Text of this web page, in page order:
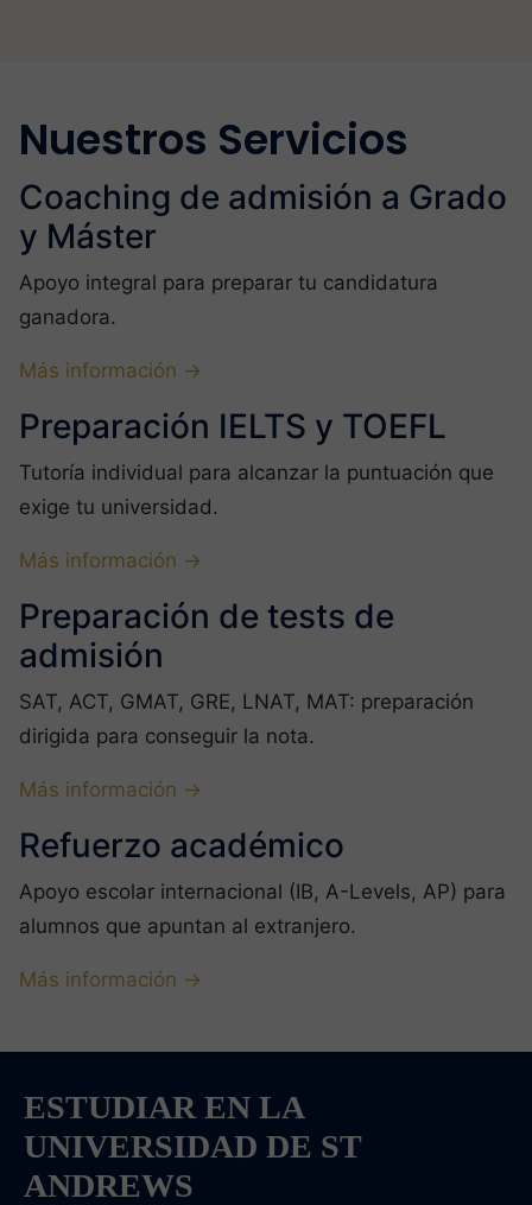
Nuestros Servicios
Coaching de admisión a Grado
y Máster
Apoyo integral para preparar tu candidatura
ganadora.
Más información →
Preparación IELTS y TOEFL
Tutoría individual para alcanzar la puntuación que
exige tu universidad.
Más información →
Preparación de tests de
admisión
SAT, ACT, GMAT, GRE, LNAT, MAT: preparación
dirigida para conseguir la nota.
Más información →
Refuerzo académico
Apoyo escolar internacional (IB, A-Levels, AP) para
alumnos que apuntan al extranjero.
Más información →
ESTUDIAR EN LA
UNIVERSIDAD DE ST
ANDREWS